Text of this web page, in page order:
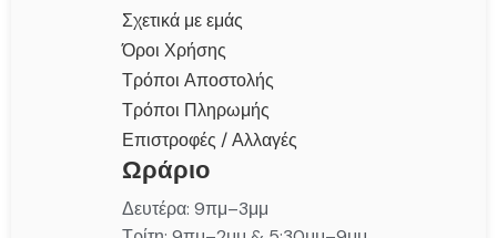
Σχετικά με εμάς
Όροι Χρήσης
Τρόποι Αποστολής
Τρόποι Πληρωμής
Επιστροφές / Αλλαγές
Ωράριο
Δευτέρα: 9πμ–3μμ